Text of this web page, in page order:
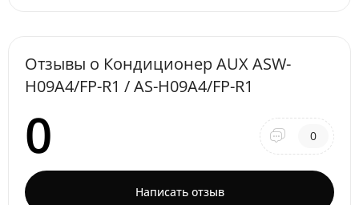
Отзывы о Кондиционер AUX ASW-
H09A4/FP-R1 / AS-H09A4/FP-R1
0 0
Написать отзыв